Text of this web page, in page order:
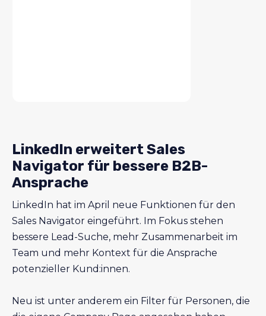
LinkedIn erweitert Sales
Navigator für bessere B2B-
Ansprache
LinkedIn hat im April neue Funktionen für den
Sales Navigator eingeführt. Im Fokus stehen
bessere Lead-Suche, mehr Zusammenarbeit im
Team und mehr Kontext für die Ansprache
potenzieller Kund:innen.
Neu ist unter anderem ein Filter für Personen, die